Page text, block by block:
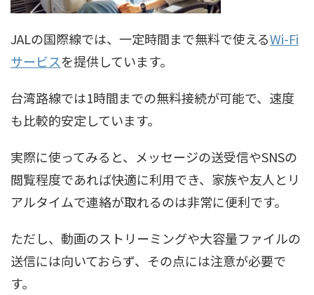
JALの国際線では、一定時間まで無料で使えるWi-Fi
サービスを提供しています。
台湾路線では1時間までの無料接続が可能で、速度
も比較的安定しています。
実際に使ってみると、メッセージの送受信やSNSの
閲覧程度であれば快適に利用でき、家族や友人とリ
アルタイムで連絡が取れるのは非常に便利です。
ただし、動画のストリーミングや大容量ファイルの
送信には向いておらず、その点には注意が必要で
す。